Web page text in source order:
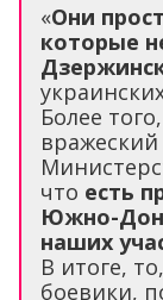
«Они
которые
Более
что есть
Южно-
наших
В итоге,
боевики,